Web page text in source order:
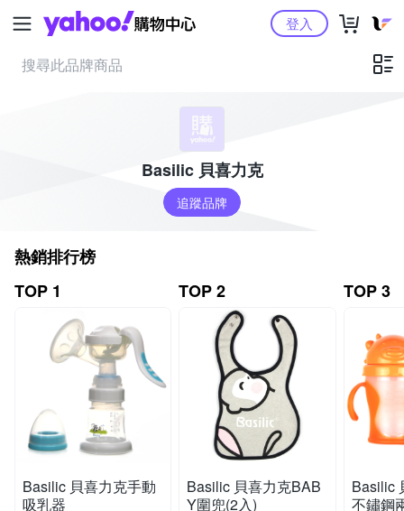
Yahoo購物中心登入
Basilic 貝喜力克
追蹤品牌
熱銷排行榜
TOP 1
Basilic 貝喜力克手動
吸乳器
TOP 2
Basilic 貝喜力克BAB
Y圍兜(2入)
TOP 3
Basilic
不鏽鋼